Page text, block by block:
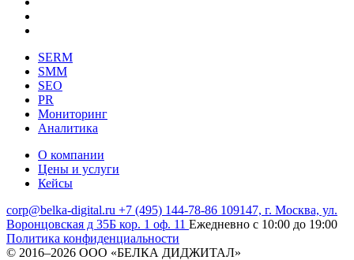
SERM
SMM
SEO
PR
Мониторинг
Аналитика
О компании
Цены и услуги
Кейсы
corp@belka-digital.ru +7 (495) 144-78-86 109147, г. Москва, ул.
Воронцовская д 35Б кор. 1 оф. 11 Ежедневно с 10:00 до 19:00
Политика конфиденциальности
© 2016–2026 ООО «БЕЛКА ДИДЖИТАЛ»